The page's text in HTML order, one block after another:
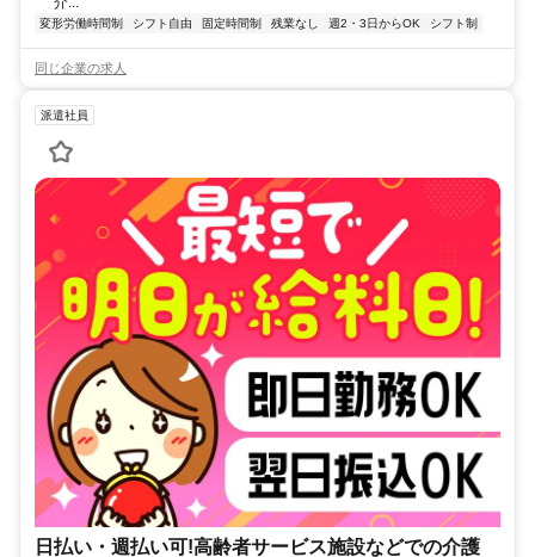
変形労働時間制 シフト自由 固定時間制 残業なし 週2・3日からOK シフト制
同じ企業の求人
派遣社員
日払い・週払い可!高齢者サービス施設などでの介護